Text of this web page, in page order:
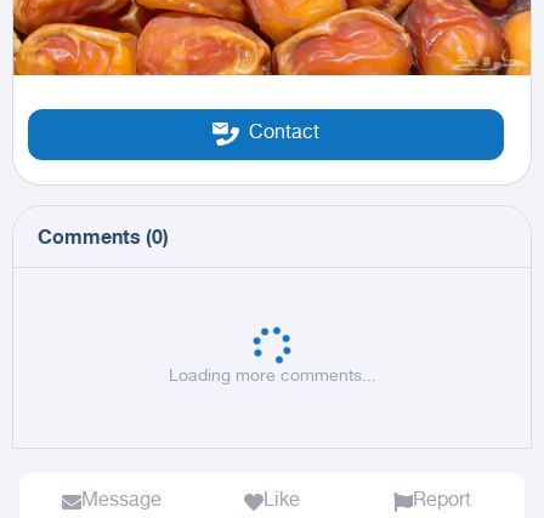
Contact
Comments (0)
Loading more comments...
Message Like Report